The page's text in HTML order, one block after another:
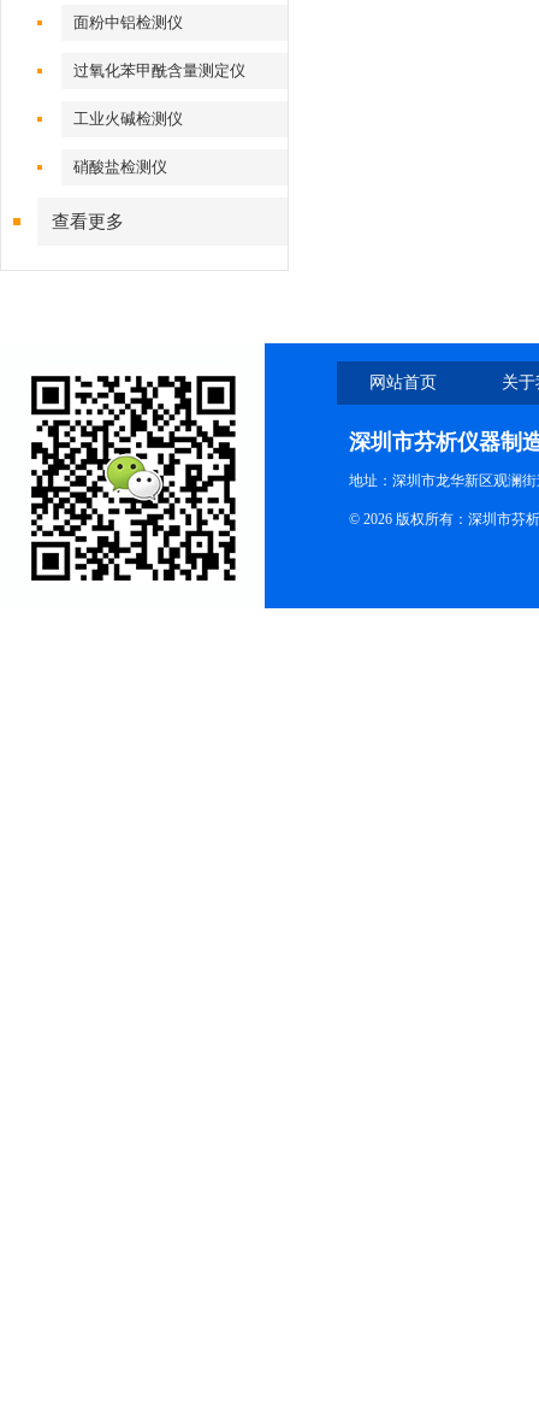
面粉中铝检测仪
过氧化苯甲酰含量测定仪
工业火碱检测仪
硝酸盐检测仪
查看更多
网站首页 关
深圳市芬析仪器制
地址：深圳市龙华新区观澜
© 2026 版权所有：深圳市芬